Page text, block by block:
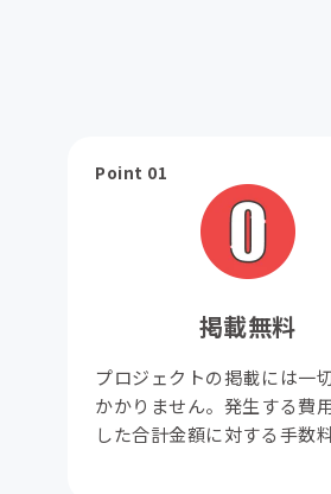
Point 01
掲載無料
プロジェクトの掲載には一
かかりません。発生する費
した合計金額に対する手数